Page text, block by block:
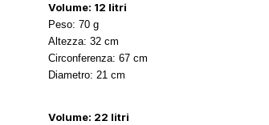
Volume: 12 litri
Peso: 70 g
Altezza: 32 cm
Circonferenza: 67 cm
Diametro: 21 cm
Volume: 22 litri